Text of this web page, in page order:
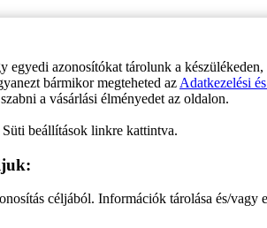
azonosítókat tárolunk a
bármikor megteheted az Adatkezelési
a vásárlási élményedet az oldalon.
beállítások linkre kattintva.
céljából. Információk tárolása és/vagy